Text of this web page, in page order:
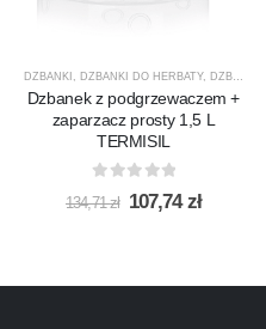
DZBANKI , DZBANKI DO HERBATY, DZBANKI DO KAWY
Dzbanek z podgrzewaczem +
zaparzacz prosty 1,5 L
TERMISIL
out of 5
134,71zł Pierwotna
cena
107,74złAktualna